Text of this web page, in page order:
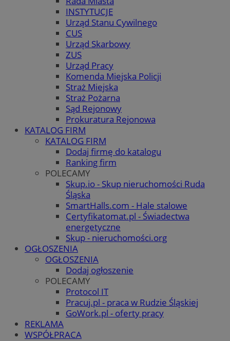
INSTYTUCJE
Urząd Stanu Cywilnego
CUS
Urząd Skarbowy
ZUS
Urząd Pracy
Komenda Miejska Policji
Straż Miejska
Straż Pożarna
Sąd Rejonowy
Prokuratura Rejonowa
KATALOG FIRM
KATALOG FIRM
Dodaj firmę do katalogu
Ranking firm
POLECAMY
Skup.io - Skup nieruchomości Ruda
Śląska
SmartHalls.com - Hale stalowe
Certyfikatomat.pl - Świadectwa
energetyczne
Skup - nieruchomości.org
OGŁOSZENIA
OGŁOSZENIA
Dodaj ogłoszenie
POLECAMY
Protocol IT
Pracuj.pl - praca w Rudzie Śląskiej
GoWork.pl - oferty pracy
REKLAMA
WSPÓŁPRACA